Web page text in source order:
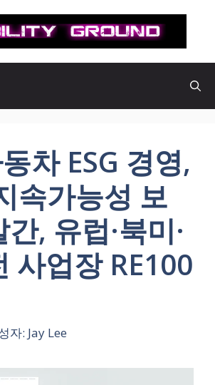
차 ESG 경영,
속가능성 보
, 유럽·북미·
사업장 RE100
자: Jay Lee